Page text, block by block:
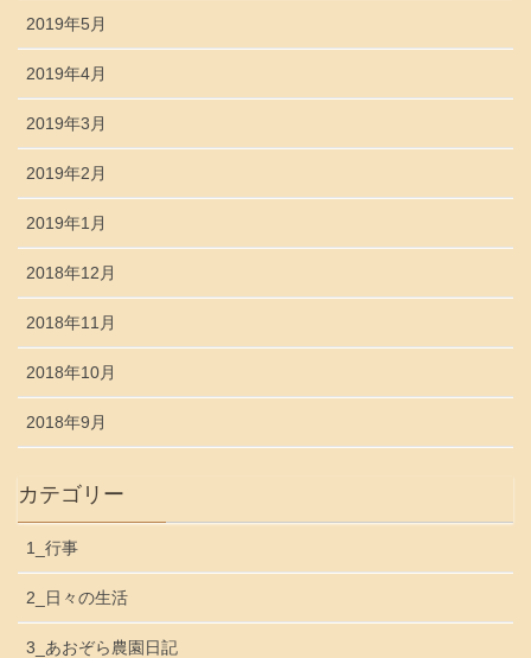
2019年5月
2019年4月
2019年3月
2019年2月
2019年1月
2018年12月
2018年11月
2018年10月
2018年9月
カテゴリー
1_行事
2_日々の生活
3_あおぞら農園日記